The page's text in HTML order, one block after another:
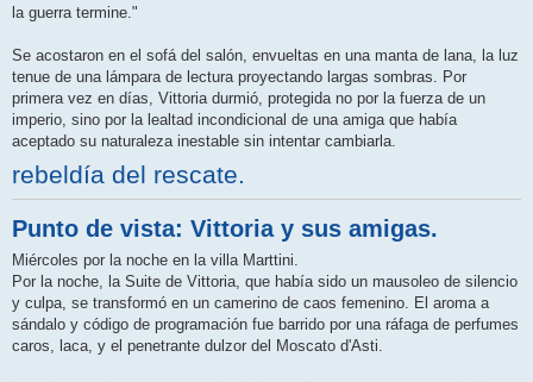
la guerra termine."
Se acostaron en el sofá del salón, envueltas en una manta de lana, la luz
tenue de una lámpara de lectura proyectando largas sombras. Por
primera vez en días, Vittoria durmió, protegida no por la fuerza de un
imperio, sino por la lealtad incondicional de una amiga que había
aceptado su naturaleza inestable sin intentar cambiarla.
rebeldía del rescate.
Punto de vista: Vittoria y sus amigas.
Miércoles por la noche en la villa Marttini.
Por la noche, la Suite de Vittoria, que había sido un mausoleo de silencio
y culpa, se transformó en un camerino de caos femenino. El aroma a
sándalo y código de programación fue barrido por una ráfaga de perfumes
caros, laca, y el penetrante dulzor del Moscato d'Asti.